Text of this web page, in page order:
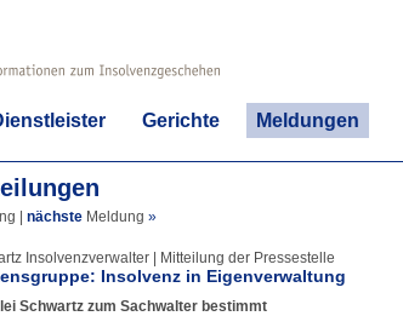
Gerichte Meldungen
nächste Meldung »
Insolvenzverwalter | Mitteilung der Pressestelle
Insolvenz in Eigenverwaltung
Schwartz zum Sachwalter bestimmt